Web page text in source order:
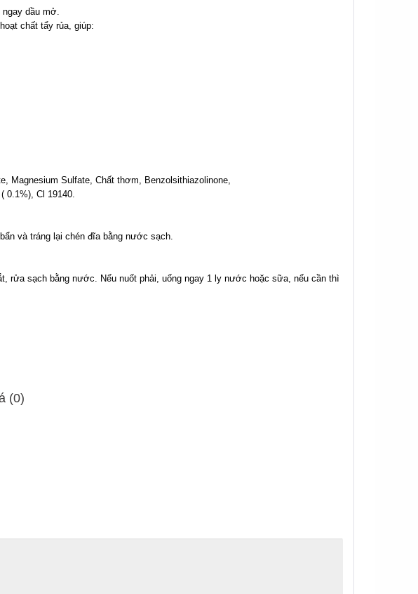
dầu mở.
chất tẩy rủa, giúp:
Magnesium Sulfate, Chất thơm, Benzolsithiazolinone,
0.1%), Cl 19140.
và tráng lại chén đĩa bằng nước sạch.
rửa sạch bằng nước. Nếu nuốt phải, uống ngay 1 ly nước hoặc sữa, nếu cần thì
(0)